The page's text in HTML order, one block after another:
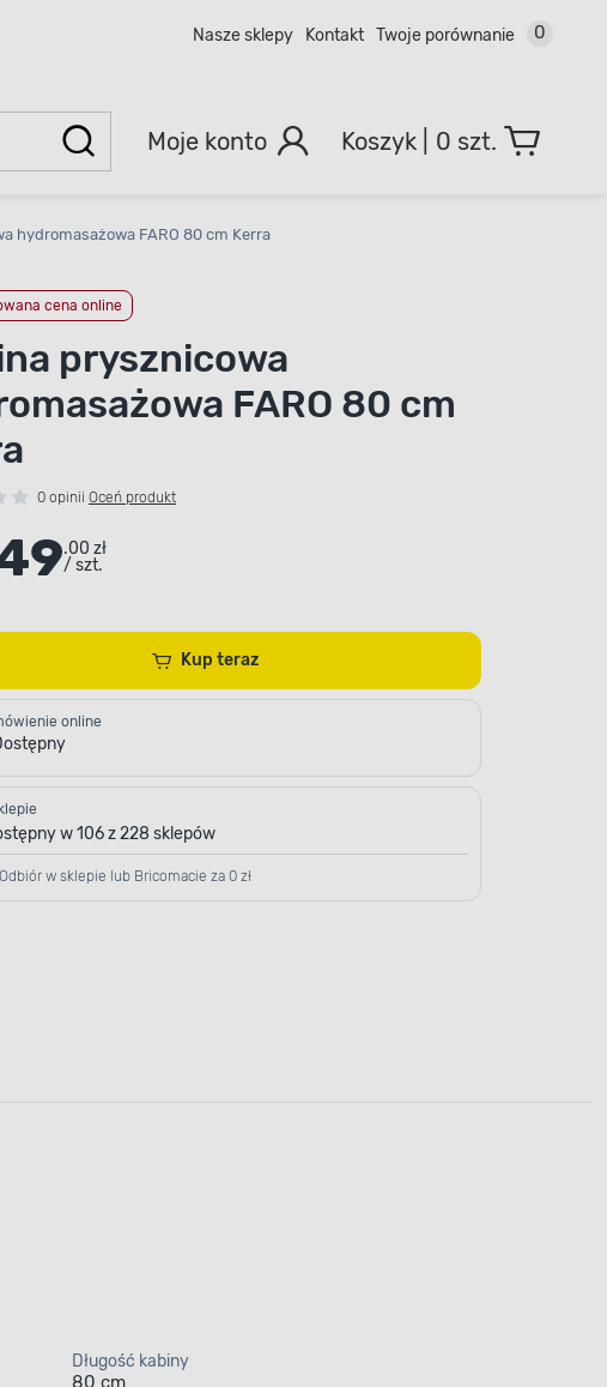
Nasze sklepy Kontakt Twoje porównanie 0
Moje konto 0 szt.
hydromasażowa FARO 80 cm Kerra
cena online
prysznicowa
FARO 80 cm
0 opinii Oceń produkt
.00 zł
/ szt.
Kup teraz
online
w 106 z 228 sklepów
Odbiór w sklepie lub Bricomacie za 0 zł
Długość kabiny
80 cm